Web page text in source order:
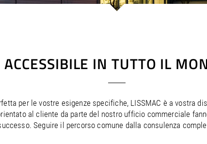
Netherlands/EN NL
ACCESSIBILE IN TUTTO IL
per le vostre esigenze specifiche, LISSMAC è a vostra
al cliente da parte del nostro ufficio commerciale
Seguire il percorso comune dalla consulenza